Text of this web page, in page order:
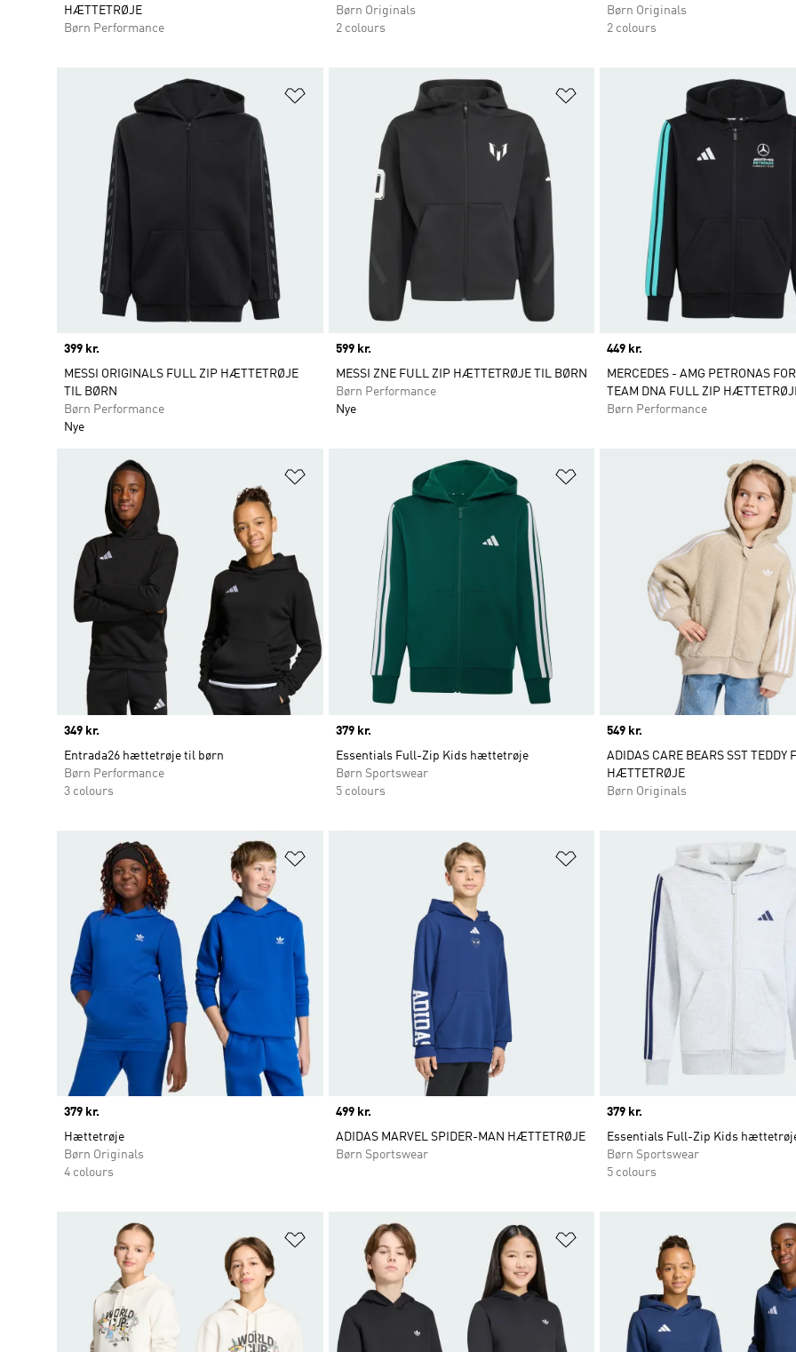
HÆTTETRØJE
Børn Performance
Børn Originals
2 colours
Børn Originals
2 colours
Price
399 kr.
MESSI ORIGINALS FULL ZIP HÆTTETRØJE
TIL BØRN
Børn Performance
Nye
Price
599 kr.
MESSI ZNE FULL ZIP HÆTTETRØJE TIL BØRN
Børn Performance
Nye
Price
449 kr.
MERCEDES - AMG PETRONAS
TEAM DNA FULL ZIP
Børn Performance
Price
349 kr.
Entrada26 hættetrøje til børn
Børn Performance
3 colours
Price
379 kr.
Essentials Full-Zip Kids hættetrøje
Børn Sportswear
5 colours
Price
549 kr.
ADIDAS CARE BEARS SST TEDDY
HÆTTETRØJE
Børn Originals
Price
379 kr.
Hættetrøje
Børn Originals
4 colours
Price
499 kr.
ADIDAS MARVEL SPIDER-MAN HÆTTETRØJE
Børn Sportswear
Price
379 kr.
Essentials Full-Zip Kids
Børn Sportswear
5 colours
Føj til ønskeliste Føj til ønskeliste